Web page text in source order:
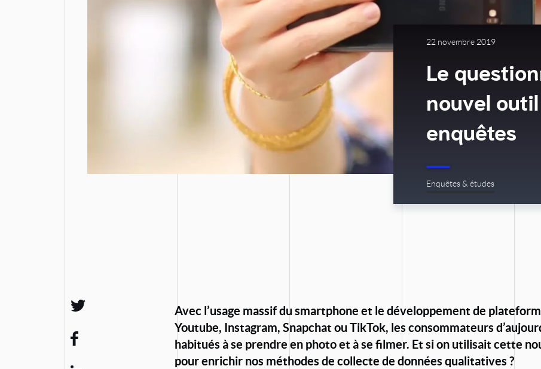
22 novembre 2019
Le
nouvel
enquêtes
Enquêtes & études
Avec l’usage massif du smartphone et le développement de
Youtube, Instagram, Snapchat ou TikTok, les consommateurs
habitués à se prendre en photo et à se filmer. Et si on utilisait cette
pour enrichir nos méthodes de collecte de données qualitatives ?